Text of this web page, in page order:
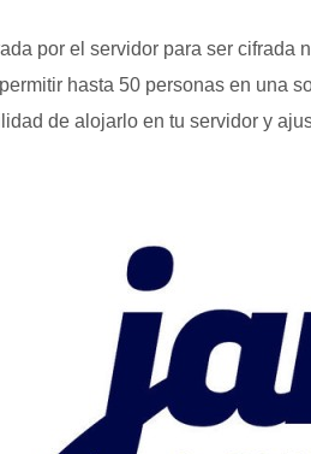
por el servidor para ser
hasta 50 personas en una
de alojarlo en tu servidor y